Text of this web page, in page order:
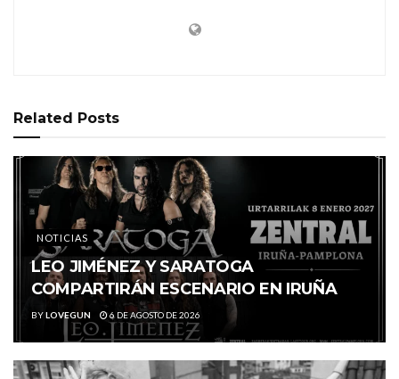
Related Posts
NOTICIAS
LEO JIMÉNEZ Y SARATOGA
COMPARTIRÁN ESCENARIO EN IRUÑA
BYLOVEGUN 6 DE AGOSTO DE 2026